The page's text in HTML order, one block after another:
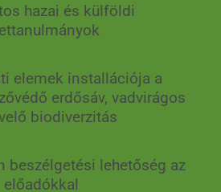
hazai és külföldi
elemek installációja a
erdősáv, vadvirágos
biodiverzitás
beszélgetési lehetőség az
előadókkal